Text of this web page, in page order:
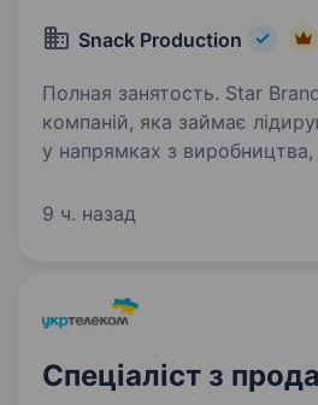
Snack Production
Полная занятость. Star Brands — це група
компаній, яка займає
у напрямках з виробництва,
ви бачите на полицях
9 ч. назад
Спеціаліст з